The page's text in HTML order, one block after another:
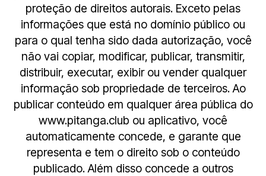
proteção de direitos autorais. Exceto pelas
informações que está no domínio público ou
para o qual tenha sido dada autorização, você
não vai copiar, modificar, publicar, transmitir,
distribuir, executar, exibir ou vender qualquer
informação sob propriedade de terceiros. Ao
publicar conteúdo em qualquer área pública do
www.pitanga.club ou aplicativo, você
automaticamente concede, e garante que
representa e tem o direito sob o conteúdo
publicado. Além disso concede a outros